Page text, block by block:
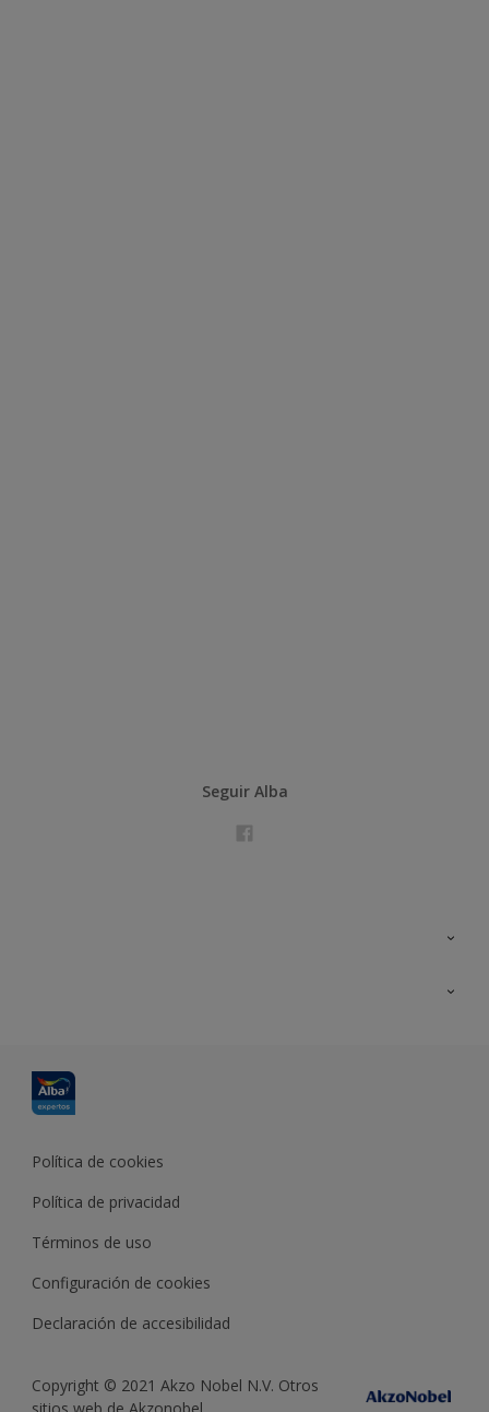
Seguir Alba
Política de cookies
Política de privacidad
Términos de uso
Configuración de cookies
Declaración de accesibilidad
Copyright © 2021 Akzo Nobel N.V. Otros
sitios web de Akzonobel